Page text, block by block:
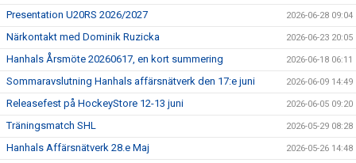
Presentation U20RS 2026/2027 2026-06-28 09:04
Närkontakt med Dominik Ruzicka 2026-06-23 20:05
Hanhals Årsmöte 20260617, en kort summering 2026-06-18 06:11
Sommaravslutning Hanhals affärsnätverk den 17:e juni 2026-06-09 14:49
Releasefest på HockeyStore 12-13 juni 2026-06-05 09:20
Träningsmatch SHL 2026-05-29 08:28
Hanhals Affärsnätverk 28.e Maj 2026-05-26 14:48